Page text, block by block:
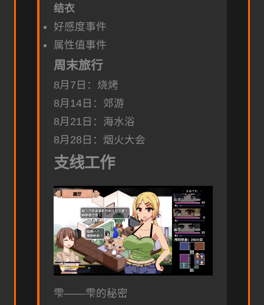
结衣
好感度事件
属性值事件
周末旅行
8月7日：烧烤
8月14日：郊游
8月21日：海水浴
8月28日：烟火大会
支线工作
雫——雫的秘密